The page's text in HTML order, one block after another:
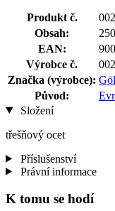
Produkt č.
Obsah:
EAN:
Výrobce č.
Značka (výrobce):
Původ:
Složení
třešňový ocet
Příslušenství
Právní informace
K tomu se hodí